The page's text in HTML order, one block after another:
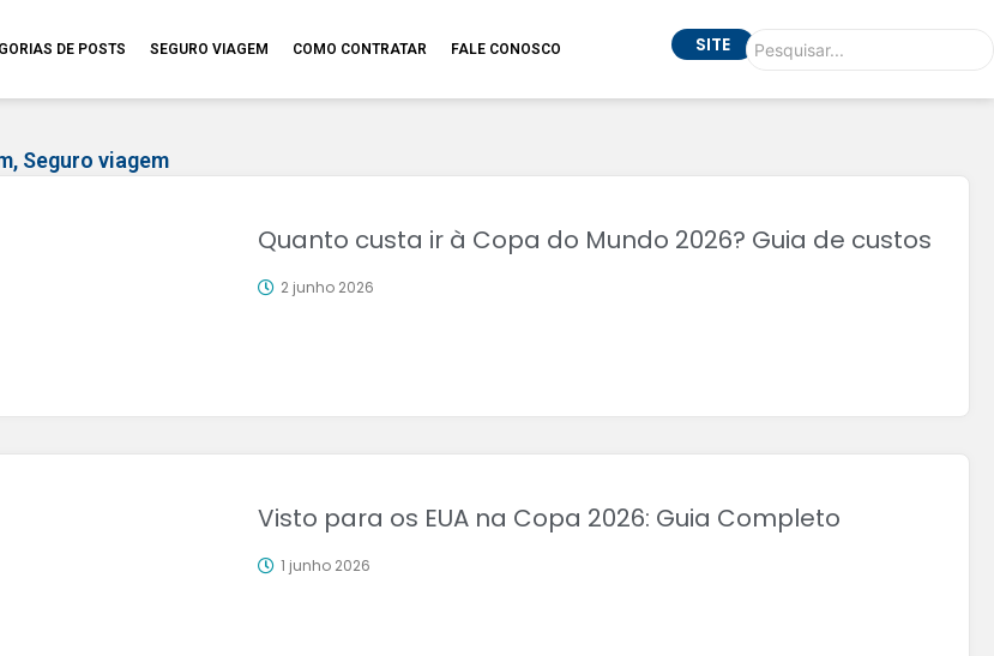
DE POSTS SEGURO VIAGEM COMO CONTRATAR FALE CONOSCO SITE
, Seguro viagem
Quanto custa ir à Copa do Mundo 2026? Guia de custos
2 junho 2026
Visto para os EUA na Copa 2026: Guia Completo
1 junho 2026